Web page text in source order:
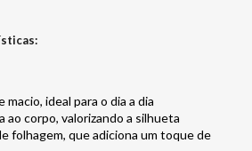
ideal para o dia a dia
ao corpo, valorizando a silhueta
folhagem, que adiciona um toque de